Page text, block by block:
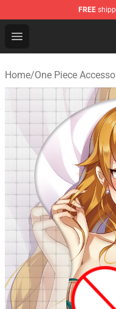
FREE
Open menu
One Piece Store -
Home/One Piece